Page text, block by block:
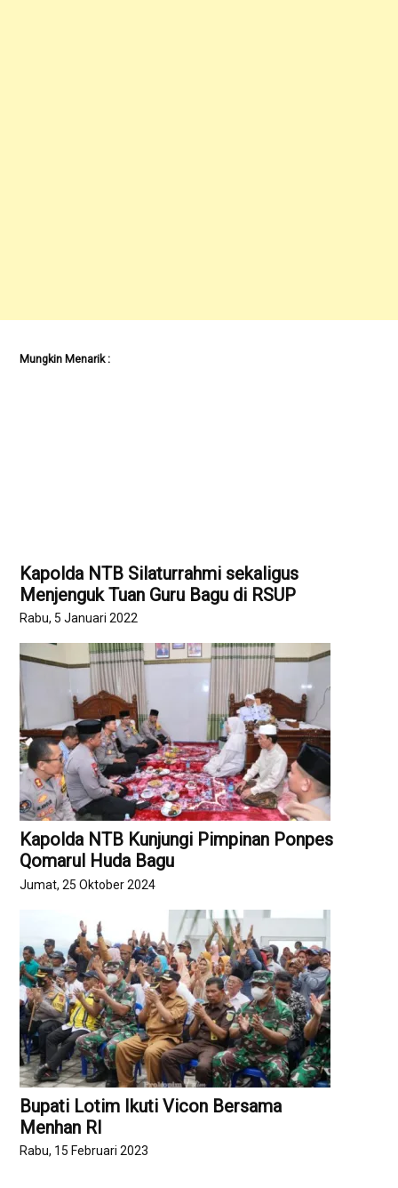
Mungkin Menarik :
Kapolda NTB Silaturrahmi sekaligus
Menjenguk Tuan Guru Bagu di RSUP
Rabu, 5 Januari 2022
Kapolda NTB Kunjungi Pimpinan Ponpes
Qomarul Huda Bagu
Jumat, 25 Oktober 2024
Bupati Lotim Ikuti Vicon Bersama
Menhan RI
Rabu, 15 Februari 2023